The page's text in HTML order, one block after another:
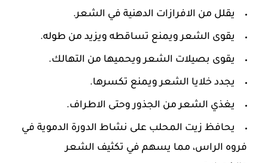
يقلل من الافرازات الدهنية في الشعر.
يقوى الشعر ويمنع تساقطه ويزيد من طوله.
يقوى بصيلات الشعر ويحميها من التهالك.
يجدد خلايا الشعر ويمنع تكسرها.
يغذي الشعر من الجذور وحتى الاطراف.
يحافظ زيت المحلب على نشاط الدورة الدموية في
فروه الراس، مما يسهم في تكثيف الشعر